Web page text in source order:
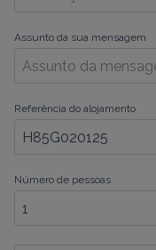
Assunto da sua mensagem
Referência do alojamento
Número de pessoas